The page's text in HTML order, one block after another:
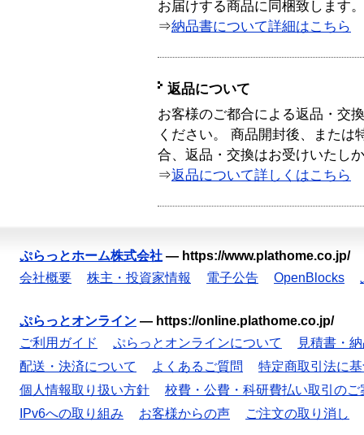
お届けする商品に同梱致します。
⇒納品書について詳細はこちら
返品について
お客様のご都合による返品・交
ください。 商品開封後、または
合、返品・交換はお受けいたし
⇒返品について詳しくはこちら
ぷらっとホーム株式会社 — https://www.plathome.co.jp/
会社概要
株主・投資家情報 電子公告 OpenBlocks
ぷらっとオンライン — https://online.plathome.co.jp/
ご利用ガイド
ぷらっとオンラインについて
見積書・
配送・決済について
よくあるご質問
特定商取引法に
個人情報取り扱い方針
校費・公費・科研費払い取引のご
IPv6への取り組み
お客様からの声 ご注文の取り消し